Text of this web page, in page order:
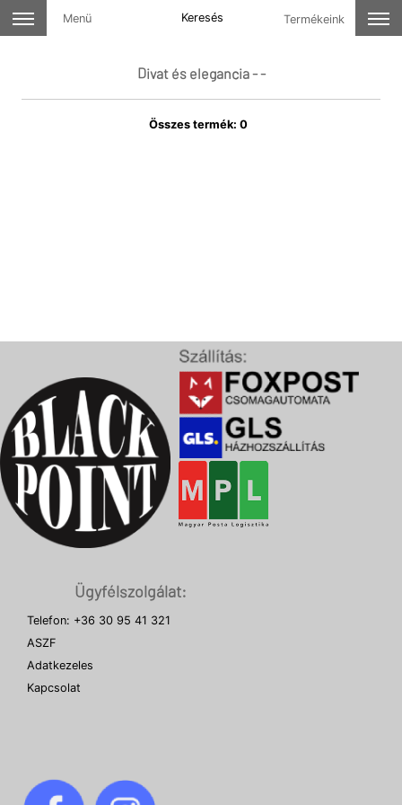
Menü Keresés Termékeink
Divat és elegancia - -
Összes termék: 0
Ügyfélszolgálat:
Telefon: +36 30 95 41 321
ASZF
Adatkezeles
Kapcsolat